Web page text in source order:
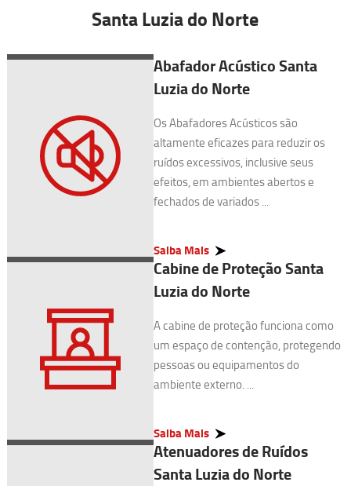
Santa Luzia do Norte
Abafador Acústico Santa
Luzia do Norte
Os Abafadores Acústicos são
altamente eficazes para reduzir os
ruídos excessivos, inclusive seus
efeitos, em ambientes abertos e
fechados de variados ...
Saiba Mais
Cabine de Proteção Santa
Luzia do Norte
A cabine de proteção funciona como
um espaço de contenção, protegendo
pessoas ou equipamentos do
ambiente externo. ...
Saiba Mais
Atenuadores de Ruídos
Santa Luzia do Norte